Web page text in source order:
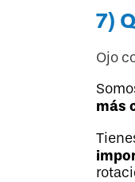
7)
Ojo
más